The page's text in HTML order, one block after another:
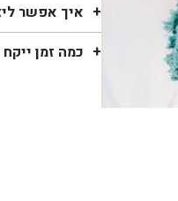
איך אפשר
כמה זמן